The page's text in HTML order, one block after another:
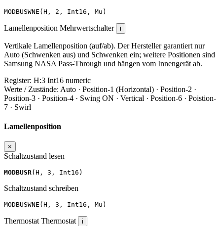
MODBUSWNE (H , 2 , Int16 , Mu )
Lamellenposition Mehrwertschalter i
Vertikale Lamellenposition (auf/ab). Der Hersteller garantiert nur
Auto (Schwenken aus) und Schwenken ein; weitere Positionen sind
Samsung NASA Pass-Through und hängen vom Innengerät ab.
Register: H:3 Int16 numeric
Werte / Zustände: Auto · Position-1 (Horizontal) · Position-2 ·
Position-3 · Position-4 · Swing ON · Vertical · Position-6 · Poistion-
7 · Swirl
Lamellenposition
×
Schaltzustand lesen
MODBUSR( H , 3 , Int16 )
Schaltzustand schreiben
MODBUSWNE ( H , 3 , Int16 , Mu )
Thermostat Thermostat i